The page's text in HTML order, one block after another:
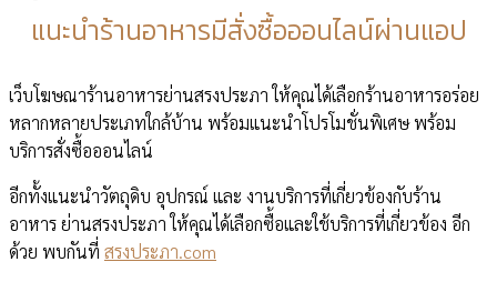
แนะนำร้านอาหารมีสั่งซื้อออนไลน์ผ่านแอป
เว็บโฆษณาร้านอาหารย่านสรงประภา ให้คุณได้เลือกร้านอาหารอร่อย
หลากหลายประเภทใกล้บ้าน พร้อมแนะนำโปรโมชั่นพิเศษ พร้อม
บริการสั่งซื้อออนไลน์
อีกทั้งแนะนำวัตถุดิบ อุปกรณ์ และ งานบริการที่เกี่ยวข้องกับร้าน
อาหาร ย่านสรงประภา ให้คุณได้เลือกซื้อและใช้บริการที่เกี่ยวข้อง อีก
ด้วย พบกันที่ สรงประภา.com